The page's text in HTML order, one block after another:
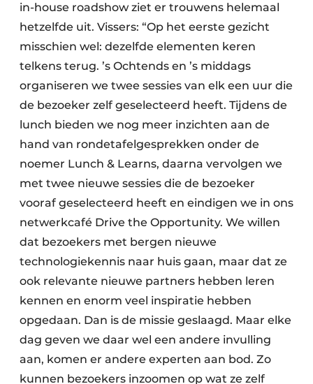
in-house roadshow ziet er trouwens helemaal
hetzelfde uit. Vissers: “Op het eerste gezicht
misschien wel: dezelfde elementen keren
telkens terug. ’s Ochtends en ’s middags
organiseren we twee sessies van elk een uur die
de bezoeker zelf geselecteerd heeft. Tijdens de
lunch bieden we nog meer inzichten aan de
hand van rondetafelgesprekken onder de
noemer Lunch & Learns, daarna vervolgen we
met twee nieuwe sessies die de bezoeker
vooraf geselecteerd heeft en eindigen we in ons
netwerkcafé Drive the Opportunity. We willen
dat bezoekers met bergen nieuwe
technologiekennis naar huis gaan, maar dat ze
ook relevante nieuwe partners hebben leren
kennen en enorm veel inspiratie hebben
opgedaan. Dan is de missie geslaagd. Maar elke
dag geven we daar wel een andere invulling
aan, komen er andere experten aan bod. Zo
kunnen bezoekers inzoomen op wat ze zelf